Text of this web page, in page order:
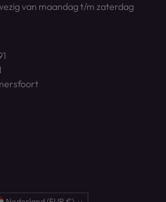
van maandag t/m zaterdag